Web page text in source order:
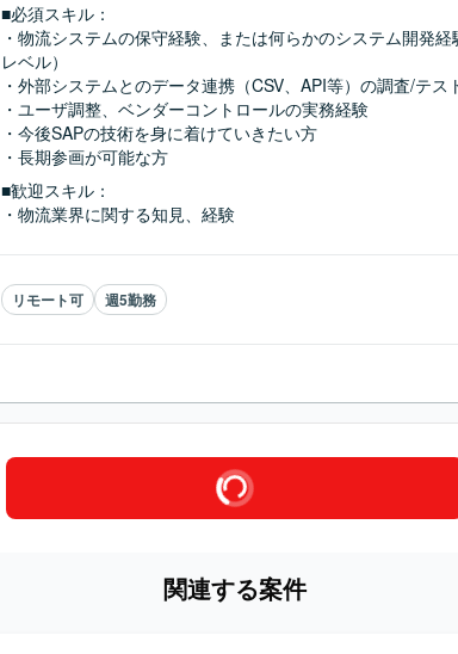
■必須スキル：
・物流システムの保守経験、または何らかのシステム開発
レベル）
・外部システムとのデータ連携（CSV、API等）の調査/テス
・ユーザ調整、ベンダーコントロールの実務経験
・今後SAPの技術を身に着けていきたい方
・長期参画が可能な方
■歓迎スキル：
・物流業界に関する知見、経験
リモート可 週5勤務
関連する案件